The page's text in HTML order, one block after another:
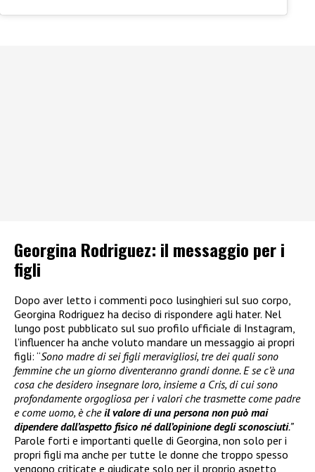
Georgina Rodriguez: il messaggio per i
figli
Dopo aver letto i commenti poco lusinghieri sul suo corpo,
Georgina Rodriguez ha deciso di rispondere agli hater. Nel
lungo post pubblicato sul suo profilo ufficiale di Instagram,
l’influencer ha anche voluto mandare un messaggio ai propri
figli: “Sono madre di sei figli meravigliosi, tre dei quali sono
femmine che un giorno diventeranno grandi donne. E se c’è una
cosa che desidero insegnare loro, insieme a Cris, di cui sono
profondamente orgogliosa per i valori che trasmette come padre
e come uomo, è cheil valore di una persona non può mai
dipendere dall’aspetto fisico né dall’opinione degli sconosciuti.”
Parole forti e importanti quelle di Georgina, non solo per i
propri figli ma anche per tutte le donne che troppo spesso
vengono criticate e giudicate solo per il proprio aspetto